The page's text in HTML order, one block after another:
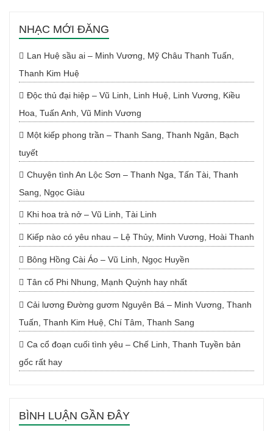
NHẠC MỚI ĐĂNG
Lan Huệ sầu ai – Minh Vương, Mỹ Châu Thanh Tuấn,
Thanh Kim Huệ
Độc thủ đại hiệp – Vũ Linh, Linh Huệ, Linh Vương, Kiều
Hoa, Tuấn Anh, Vũ Minh Vương
Một kiếp phong trần – Thanh Sang, Thanh Ngân, Bạch
tuyết
Chuyện tình An Lộc Sơn – Thanh Nga, Tấn Tài, Thanh
Sang, Ngọc Giàu
Khi hoa trà nở – Vũ Linh, Tài Linh
Kiếp nào có yêu nhau – Lệ Thủy, Minh Vương, Hoài Thanh
Bông Hồng Cài Áo – Vũ Linh, Ngọc Huyền
Tân cổ Phi Nhung, Mạnh Quỳnh hay nhất
Cải lương Đường gươm Nguyên Bá – Minh Vương, Thanh
Tuấn, Thanh Kim Huệ, Chí Tâm, Thanh Sang
Ca cổ đoạn cuối tình yêu – Chế Linh, Thanh Tuyền bản
gốc rất hay
BÌNH LUẬN GẦN ĐÂY